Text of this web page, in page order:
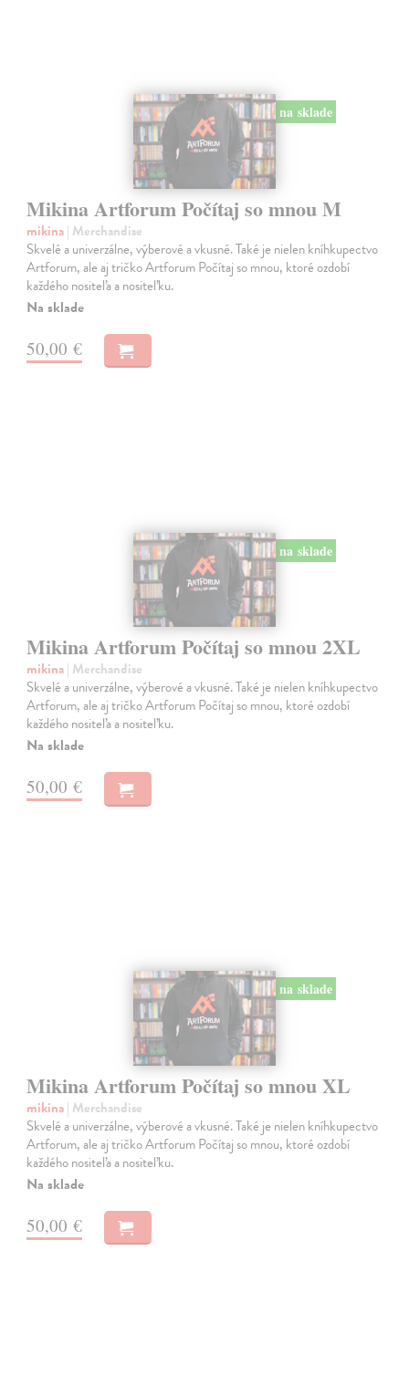
na sklade
Mikina Artforum Počítaj so mnou M
mikina| Merchandise
Skvelé a univerzálne, výberové a vkusné. Také je nielen kníhkupectvo
Artforum, ale aj tričko Artforum Počítaj so mnou, ktoré ozdobí
každého nositeľa a nositeľku.
Na sklade
50,00 €
na sklade
Mikina Artforum Počítaj so mnou 2XL
mikina| Merchandise
Skvelé a univerzálne, výberové a vkusné. Také je nielen kníhkupectvo
Artforum, ale aj tričko Artforum Počítaj so mnou, ktoré ozdobí
každého nositeľa a nositeľku.
Na sklade
50,00 €
na sklade
Mikina Artforum Počítaj so mnou XL
mikina| Merchandise
Skvelé a univerzálne, výberové a vkusné. Také je nielen kníhkupectvo
Artforum, ale aj tričko Artforum Počítaj so mnou, ktoré ozdobí
každého nositeľa a nositeľku.
Na sklade
50,00 €